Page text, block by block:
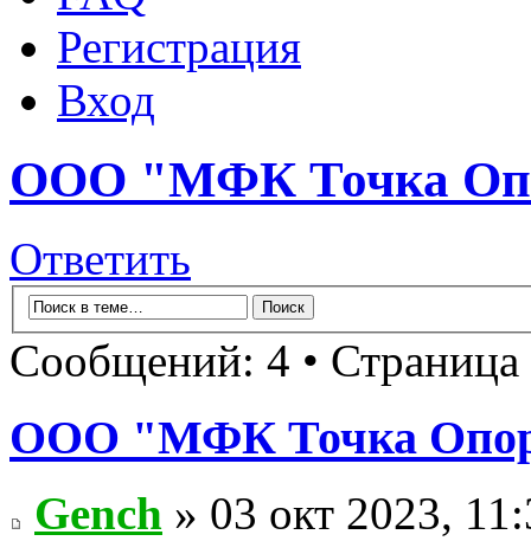
Регистрация
Вход
ООО "МФК Точка
Ответить
Сообщений: 4 • Страница
ООО "МФК Точка
Gench » 03 окт 2023,